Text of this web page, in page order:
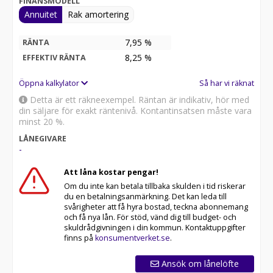
Annuitet Rak amortering
RÄNTA 7,95 %
EFFEKTIV RÄNTA 8,25 %
Öppna kalkylator Så har vi räknat
Detta är ett räkneexempel. Räntan är indikativ, hör med
din säljare för exakt räntenivå. Kontantinsatsen måste vara
minst 20 %.
LÅNEGIVARE
-
Att låna kostar pengar!
Om du inte kan betala tillbaka skulden i tid riskerar
du en betalningsanmärkning. Det kan leda till
svårigheter att få hyra bostad, teckna abonnemang
och få nya lån. För stöd, vänd dig till budget- och
skuldrådgivningen i din kommun. Kontaktuppgifter
finns på konsumentverket.se.
Ansök om lånelöfte